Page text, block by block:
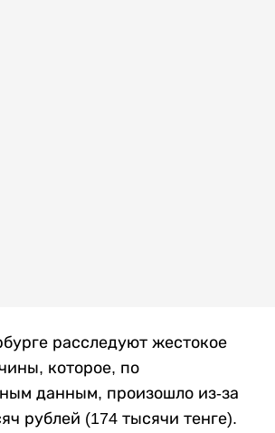
расследуют жестокое
которое, по
данным, произошло из-за
рублей (174 тысячи тенге).